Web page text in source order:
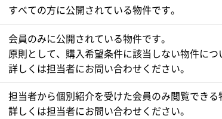
すべての方に公開されている物件です。
会員のみに公開されている物件です。
原則として、購入希望条件に該当しない物件につ
詳しくは担当者にお問い合わせください。
担当者から個別紹介を受けた会員のみ閲覧できる
詳しくは担当者にお問い合わせください。